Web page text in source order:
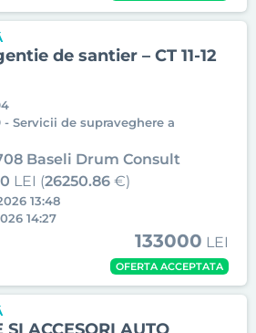
de santier – CT 11-12
- Servicii de supraveghere a
Baseli Drum Consult
LEI (26250.86 €)
13:48
14:27
133000 LEI
OFERTA ACCEPTATA